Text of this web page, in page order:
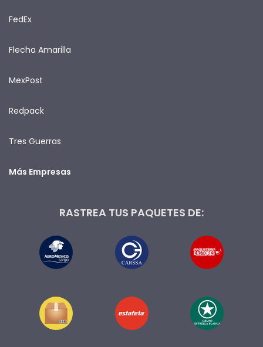
FedEx
Flecha Amarilla
MexPost
Redpack
Tres Guerras
Más Empresas
RASTREA TUS PAQUETES DE: